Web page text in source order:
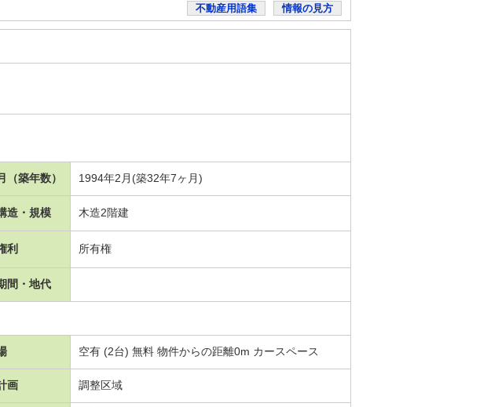
不動産用語集 情報の見方
（築年数） 1994年2月(築32年7ヶ月)
造・規模 木造2階建
利 所有権
間・地代
空有 (2台) 無料 物件からの距離0m カースペース
画 調整区域